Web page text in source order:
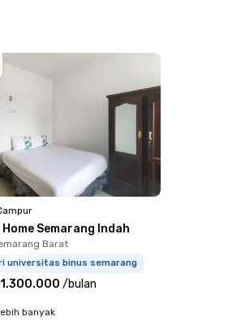
Semarang Indah
Barat
universitas binus semarang
/bulan
banyak